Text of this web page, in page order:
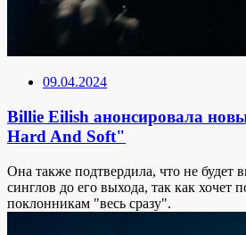
09.04.2024
Billie Eilish анонсировала
Hard And Soft"
Она также подтвердила, что не будет
синглов до его выхода, так как хочет
поклонникам "весь сразу".